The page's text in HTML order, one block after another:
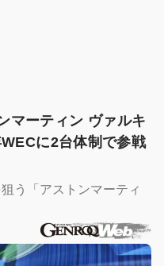
マーティン ヴァルキ
に2台体制で参戦
う「アストンマーティ